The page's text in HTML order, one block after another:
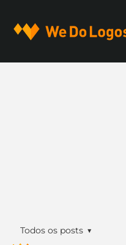
Todos os posts